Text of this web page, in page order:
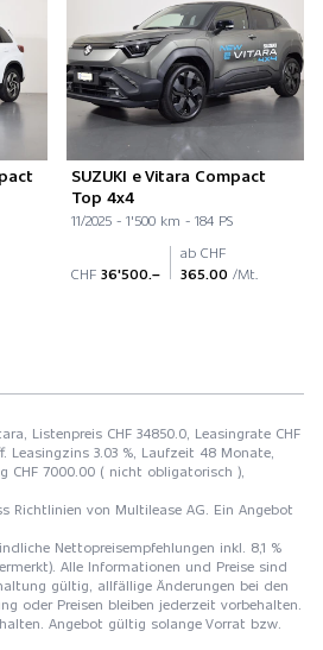
SUZUKI e Vitara Compact
Top 4x4
11/2025 - 1'500 km - 184 PS
CHF 36'500.–
ab CHF
365.00 /Mt.
Listenpreis CHF 34850.0, Leasingrate CHF
Leasingzins 3.03 %, Laufzeit 48 Monate,
CHF 7000.00 ( nicht obligatorisch ),
Richtlinien von Multilease AG. Ein Angebot
Nettopreisempfehlungen inkl. 8,1 %
Alle Informationen und Preise sind
gültig, allfällige Änderungen bei den
oder Preisen bleiben jederzeit vorbehalten.
Angebot gültig solange Vorrat bzw.